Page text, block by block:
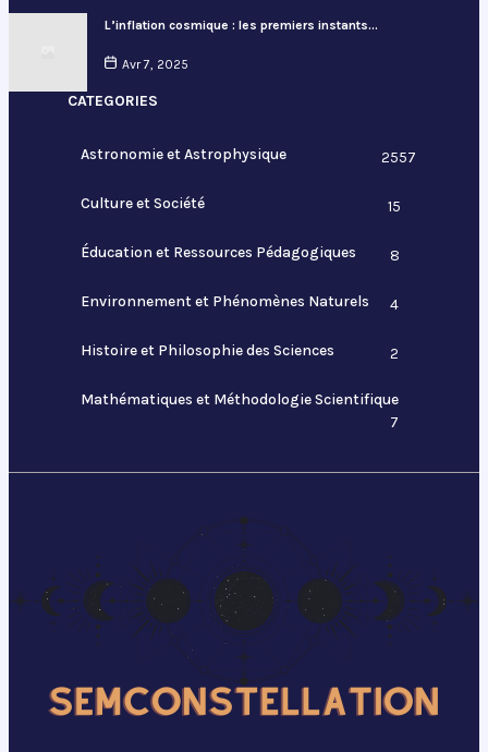
L’inflation cosmique : les premiers instants…
Avr 7, 2025
CATEGORIES
Astronomie et Astrophysique 2557
Culture et Société 15
Éducation et Ressources Pédagogiques 8
Environnement et Phénomènes Naturels 4
Histoire et Philosophie des Sciences 2
Mathématiques et Méthodologie Scientifique
7